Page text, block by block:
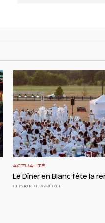
ACTUALITÉ
Le Dîner en Blanc fête la
ELISABETH GUÉDEL